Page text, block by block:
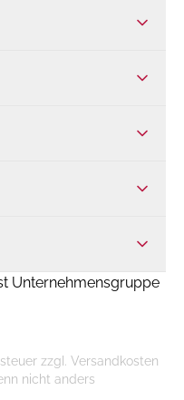
Unternehmensgruppe
zzgl. Versandkosten
nicht anders